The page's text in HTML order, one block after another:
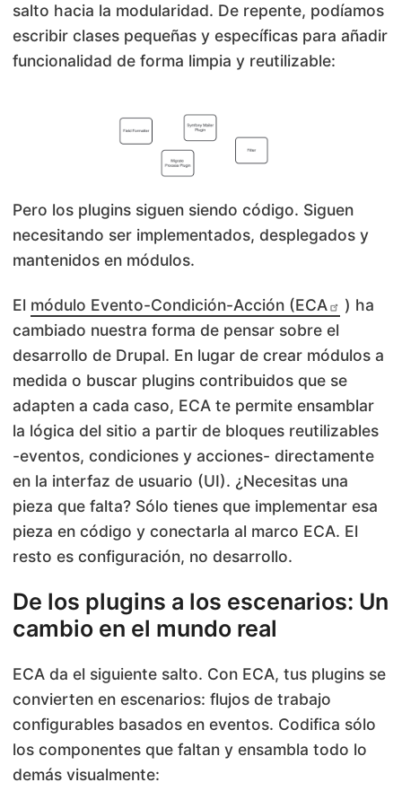
salto hacia la modularidad. De repente, podíamos
escribir clases pequeñas y específicas para añadir
funcionalidad de forma limpia y reutilizable:
Pero los plugins siguen siendo código. Siguen
necesitando ser implementados, desplegados y
mantenidos en módulos.
El módulo Evento-Condición-Acción (ECA
) ha
cambiado nuestra forma de pensar sobre el
desarrollo de Drupal. En lugar de crear módulos a
medida o buscar plugins contribuidos que se
adapten a cada caso, ECA te permite ensamblar
la lógica del sitio a partir de bloques reutilizables
-eventos, condiciones y acciones- directamente
en la interfaz de usuario (UI). ¿Necesitas una
pieza que falta? Sólo tienes que implementar esa
pieza en código y conectarla al marco ECA. El
resto es configuración, no desarrollo.
De los plugins a los escenarios: Un
cambio en el mundo real
ECA da el siguiente salto. Con ECA, tus plugins se
convierten en escenarios: flujos de trabajo
configurables basados en eventos. Codifica sólo
los componentes que faltan y ensambla todo lo
demás visualmente: